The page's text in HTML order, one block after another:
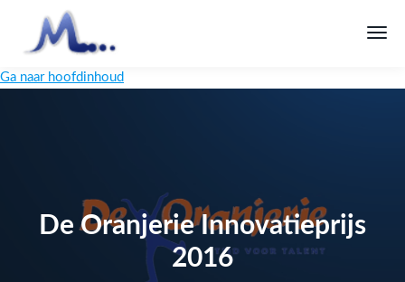
Ga naar hoofdinhoud
De Oranjerie Innovatieprijs
2016